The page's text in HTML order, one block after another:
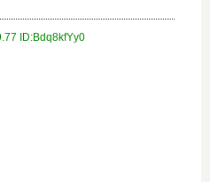
ID:Bdq8kfYy0